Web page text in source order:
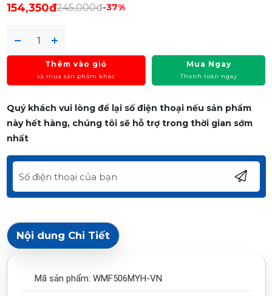
154,350đ245,000đ-37%
Thêm vào giỏ
và mua sản phẩm khác
Mua Ngay
Thanh toán ngay
Quý khách vui lòng để lại số điện thoại nếu sản phẩm
này hết hàng, chúng tôi sẽ hỗ trợ trong thời gian sớm
nhất
Nội dung Chi Tiết
Mã sản phẩm: WMF506MYH‑VN